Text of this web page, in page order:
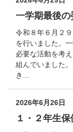
一学期最後
令和８年６月２
を行いました。
必要な活動を考
組んでいました
き…
2026年6月26日
１・２年生